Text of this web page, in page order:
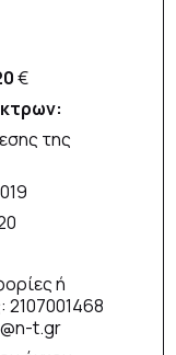
€
της
ή
t.gr